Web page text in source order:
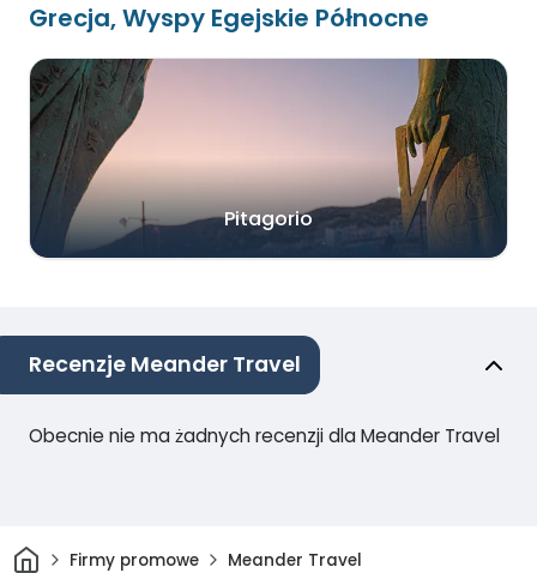
Grecja, Wyspy Egejskie Północne
Pitagorio
Recenzje Meander Travel
Obecnie nie ma żadnych recenzji dla Meander Travel
DomFirmy promowe Meander Travel